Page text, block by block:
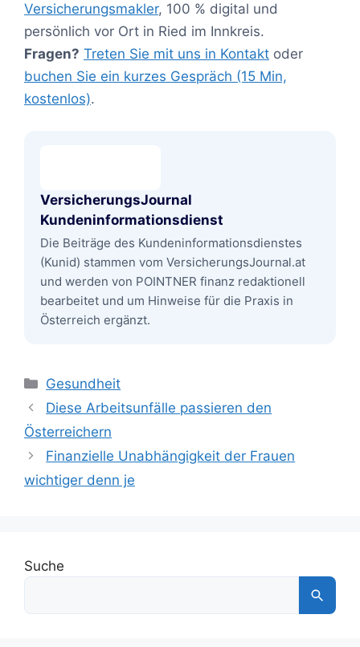
Versicherungsmakler, 100 % digital und
persönlich vor Ort in Ried im Innkreis.
Fragen? Treten Sie mit uns in Kontakt oder
buchen Sie ein kurzes Gespräch (15 Min,
kostenlos).
VersicherungsJournal
Kundeninformationsdienst
Die Beiträge des Kundeninformationsdienstes
(Kunid) stammen vom VersicherungsJournal.at
und werden von POINTNER finanz redaktionell
bearbeitet und um Hinweise für die Praxis in
Österreich ergänzt.
Kategorien
Gesundheit
Diese Arbeitsunfälle passieren den
Österreichern
Finanzielle Unabhängigkeit der Frauen
wichtiger denn je
Suche